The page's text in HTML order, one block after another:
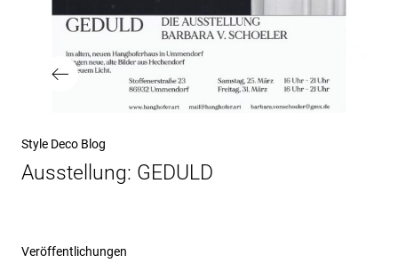
Vorheriger
Beitrag
Style Deco Blog
Ausstellung: GEDULD
Nächster
Veröffentlichungen